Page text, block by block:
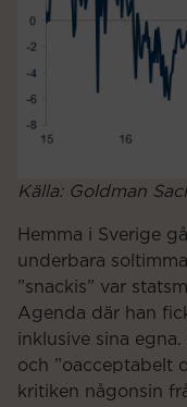
Källa: Goldman
Hemma i Sverige
underbara
”snackis” var
Agenda där han
inklusive sina
och ”oacceptabelt
kritiken någonsin